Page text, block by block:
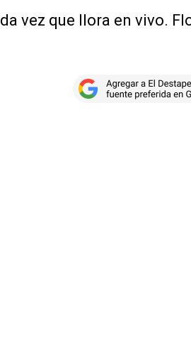
vez que llora en vivo.